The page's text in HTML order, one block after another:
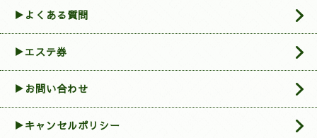
▶よくある質問
▶エステ券
▶お問い合わせ
▶︎キャンセルポリシー